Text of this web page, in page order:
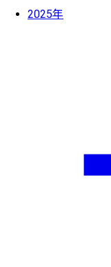
2025年